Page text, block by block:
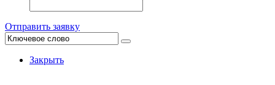
Отправить заявку
Закрыть